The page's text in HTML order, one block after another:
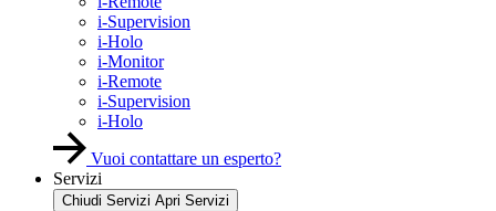
i-Supervision
i-Holo
i-Monitor
i-Remote
i-Supervision
i-Holo
Vuoi contattare un esperto?
Servizi
Chiudi Servizi Apri Servizi